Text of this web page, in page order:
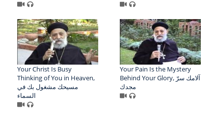
Your Christ Is Busy
Thinking of You in Heaven,
مسيحك مشغول بك في
السماء
Your Pain Is the Mystery
Behind Your Glory, آلامك سرّ
مجدك